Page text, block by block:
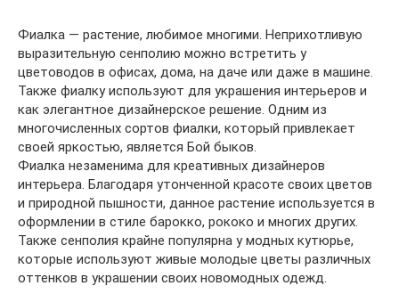
Фиалка — растение, любимое многими. Неприхотливую
выразительную сенполию можно встретить у
цветоводов в офисах, дома, на даче или даже в машине.
Также фиалку используют для украшения интерьеров и
как элегантное дизайнерское решение. Одним из
многочисленных сортов фиалки, который привлекает
своей яркостью, является Бой быков.
Фиалка незаменима для креативных дизайнеров
интерьера. Благодаря утонченной красоте своих цветов
и природной пышности, данное растение используется в
оформлении в стиле барокко, рококо и многих других.
Также сенполия крайне популярна у модных кутюрье,
которые используют живые молодые цветы различных
оттенков в украшении своих новомодных одежд.